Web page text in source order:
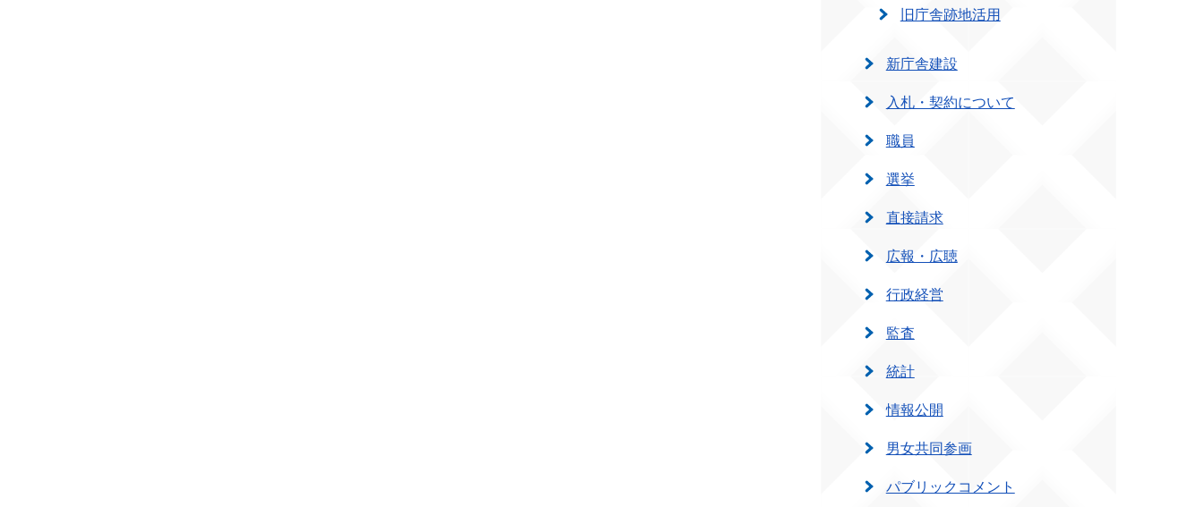
旧庁舎跡地活用
新庁舎建設
入札・契約について
職員
選挙
直接請求
広報・広聴
行政経営
監査
統計
情報公開
男女共同参画
パブリックコメント